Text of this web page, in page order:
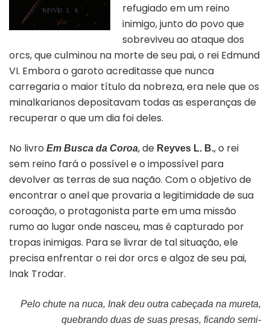
refugiado em um reino
inimigo, junto do povo que
sobreviveu ao ataque dos
orcs, que culminou na morte de seu pai, o rei Edmund
VI. Embora o garoto acreditasse que nunca
carregaria o maior título da nobreza, era nele que os
minalkarianos depositavam todas as esperanças de
recuperar o que um dia foi deles.
No livro Em Busca da Coroa, de Reyves L. B., o rei
sem reino fará o possível e o impossível para
devolver as terras de sua nação. Com o objetivo de
encontrar o anel que provaria a legitimidade de sua
coroação, o protagonista parte em uma missão
rumo ao lugar onde nasceu, mas é capturado por
tropas inimigas. Para se livrar de tal situação, ele
precisa enfrentar o rei dor orcs e algoz de seu pai,
Inak Trodar.
Pelo chute na nuca, Inak deu outra cabeçada na mureta,
quebrando duas de suas presas, ficando semi-